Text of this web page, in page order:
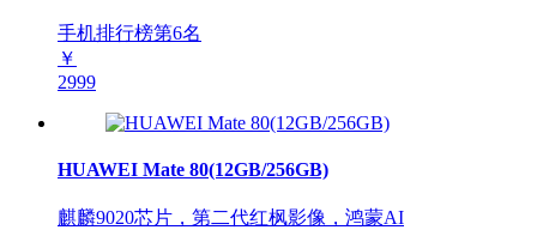
手机排行榜第6名
￥
2999
HUAWEI Mate 80(12GB/256GB)
麒麟9020芯片，第二代红枫影像，鸿蒙AI